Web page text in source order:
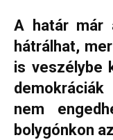
A határ már
hátrálhat,
is veszélybe
nem
bolygónkon